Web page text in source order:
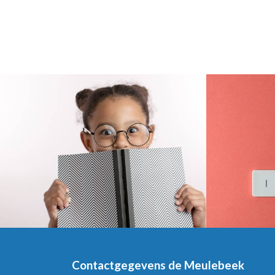
Contactgegevens de Meulebeek